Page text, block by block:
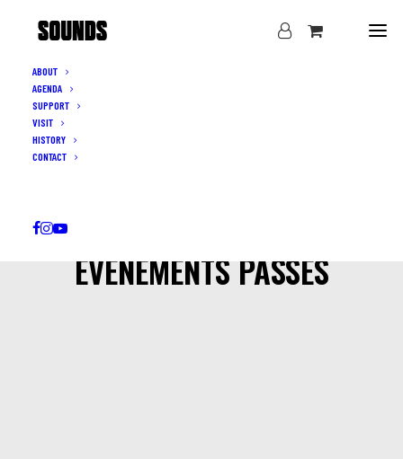
ABOUT
AGENDA
SUPPORT
VISIT
HISTORY
CONTACT
EVÉNEMENTS PASSÉS